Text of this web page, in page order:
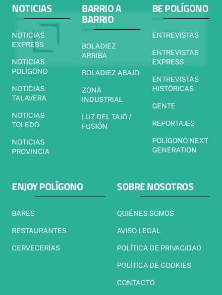
NOTICIAS
NOTICIAS
EXPRESS
NOTICIAS
POLÍGONO
NOTICIAS
TALAVERA
NOTICIAS
TOLEDO
NOTICIAS
PROVINCIA
BARRIO A
BARRIO
BOLADIEZ
ARRIBA
BOLADIEZ ABAJO
ZONA
INDUSTRIAL
LUZ DEL TAJO /
FUSIÓN
BE POLÍGONO
ENTREVISTAS
ENTREVISTAS
EXPRESS
ENTREVISTAS
HISTÓRICAS
GENTE
REPORTAJES
POLÍGONO NEXT
GENERATION
ENJOY POLÍGONO
BARES
RESTAURANTES
CERVECERÍAS
SOBRE NOSOTROS
QUIÉNES SOMOS
AVISO LEGAL
POLÍTICA DE PRIVACIDAD
POLÍTICA DE COOKIES
CONTACTO